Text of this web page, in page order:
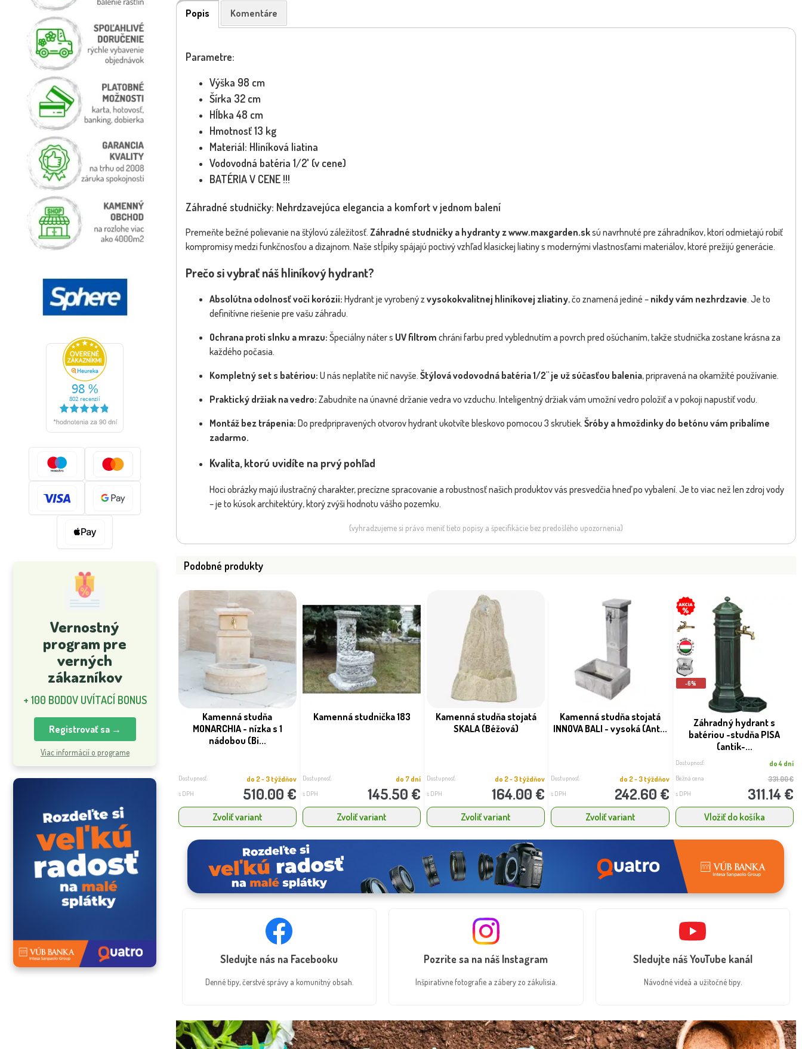
Vernostný
program pre
verných
zákazníkov
+ 100 BODOV UVÍTACÍ BONUS
Registrovať sa →
Viac informácií o programe
Popis Komentáre
Parametre:
Výška 98 cm
Šírka 32 cm
Hĺbka 48 cm
Hmotnosť 13 kg
Materiál: Hliníková liatina
Vodovodná batéria 1/2' (v cene)
BATÉRIA V CENE !!!
Záhradné studničky: Nehrdzavejúca elegancia a komfort v jednom balení
Premeňte bežné polievanie na štýlovú záležitosť. Záhradné studničky a hydranty z www.maxgarden.sksú navrhnuté pre záhradníkov, ktorí odmietajú robiť
kompromisy medzi funkčnosťou a dizajnom. Naše stĺpiky spájajú poctivý vzhľad klasickej liatiny s modernými vlastnosťami materiálov, ktoré prežijú generácie.
Prečo si vybrať náš hliníkový hydrant?
Absolútna odolnosť voči korózii: Hydrant je vyrobený z vysokokvalitnej hliníkovej zliatiny, čo znamená jediné – nikdy vám nezhrdzavie. Je to
definitívne riešenie pre vašu záhradu.
Ochrana proti slnku a mrazu: Špeciálny náter s UV filtrom chráni farbu pred vyblednutím a povrch pred ošúchaním, takže studnička zostane krásna za
každého počasia.
Kompletný set s batériou: U nás neplatíte nič navyše. Štýlová vodovodná batéria 1/2" je už súčasťou balenia, pripravená na okamžité používanie.
Praktický držiak na vedro: Zabudnite na únavné držanie vedra vo vzduchu. Inteligentný držiak vám umožní vedro položiť a v pokoji napustiť vodu.
Montáž bez trápenia: Do predpripravených otvorov hydrant ukotvíte bleskovo pomocou 3 skrutiek. Šróby a hmoždinky do betónu vám pribalíme
zadarmo.
Kvalita, ktorú uvidíte na prvý pohľad
Hoci obrázky majú ilustračný charakter, precízne spracovanie a robustnosť našich produktov vás presvedčia hneď po vybalení. Je to viac než len zdroj vody
– je to kúsok architektúry, ktorý zvýši hodnotu vášho pozemku.
(vyhradzujeme si právo meniť tieto popisy a špecifikácie bez predošlého upozornenia)
Podobné produkty
Kamenná studňa
MONARCHIA - nízka s 1
nádobou (Bi...
Dostupnosť: do 2 - 3 týždňov
s DPH 510.00 €
Zvoliť variant
Kamenná studnička 183
Dostupnosť: do 7 dní
s DPH 145.50 €
Zvoliť variant
Kamenná studňa stojatá
SKALA (Béžová)
Dostupnosť: do 2 - 3 týždňov
s DPH 164.00 €
Zvoliť variant
Kamenná studňa stojatá
INNOVA BALI - vysoká (Ant...
Dostupnosť: do 2 - 3 týždňov
s DPH 242.60 €
Zvoliť variant
-6%
Záhradný hydrant s
batériou -studňa PISA
(antik-...
Dostupnosť: do 4 dní
Bežná cena 331.00 €
s DPH 311.14 €
Vložiť do košíka
Sledujte nás na Facebooku
Denné tipy, čerstvé správy a komunitný obsah.
Pozrite sa na náš Instagram
Inšpiratívne fotografie a zábery zo zákulisia.
Sledujte náš YouTube kanál
Návodné videá a užitočné tipy.